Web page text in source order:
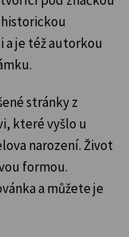
historickou
je též autorkou
stránky z
které vyšlo u
narození. Život
formou.
a můžete je